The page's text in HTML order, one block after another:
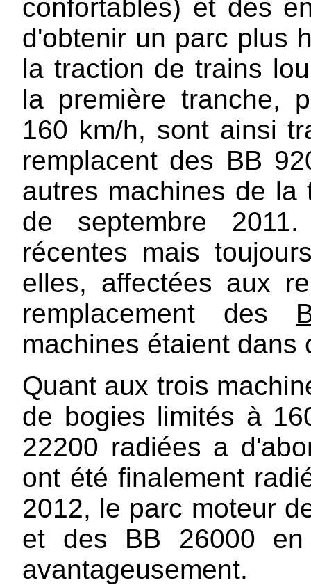
confortables) et des
d'obtenir un parc plus
la traction de trains
la première tranche,
160 km/h, sont ainsi
remplacent des BB
autres machines de
de septembre
récentes mais
elles, affectées aux
remplacement des
machines étaient dans
Quant aux trois
de bogies limités à
22200 radiées a
ont été finalement
2012, le parc moteur
et des BB 26000 en
avantageusement.